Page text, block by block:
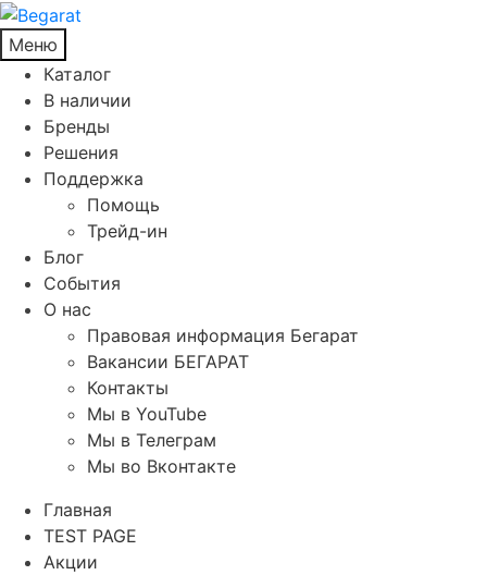
Меню
Каталог
В наличии
Бренды
Решения
Поддержка
Помощь
Трейд-ин
Блог
События
О нас
Правовая информация Бегарат
Вакансии БЕГАРАТ
Контакты
Мы в YouTube
Мы в Телеграм
Мы во Вконтакте
Главная
TEST PAGE
Акции